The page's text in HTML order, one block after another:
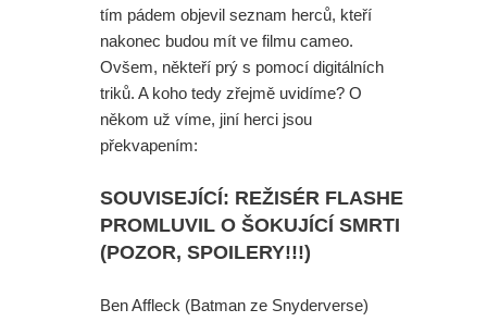
Opravdu Tom Holland nesnášel
jednu z verzí filmu?
Paní Klausová řádí v traileru na
Šílenou noc 2. A upoutávka na
skvělý Star Wars projekt
Daredevil: Znovuzrození - Skvělá
tím pádem objevil seznam herců, kteří
nakonec budou mít ve filmu cameo.
Ovšem, někteří prý s pomocí digitálních
triků. A koho tedy zřejmě uvidíme? O
někom už víme, jiní herci jsou
překvapením:
SOUVISEJÍCÍ: REŽISÉR FLASHE
PROMLUVIL O ŠOKUJÍCÍ SMRTI
(POZOR, SPOILERY!!!)
Ben Affleck (Batman ze Snyderverse)